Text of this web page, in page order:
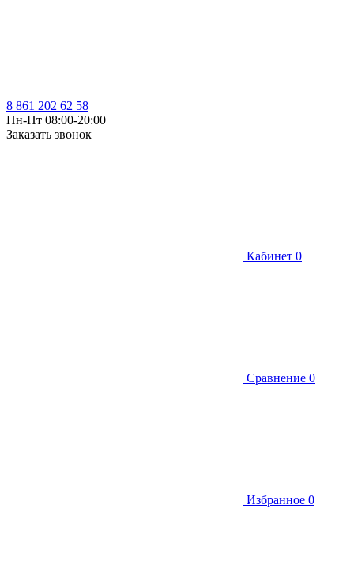
8 861 202 62 58
Пн-Пт 08:00-20:00
Заказать звонок
Кабинет 0
Сравнение 0
Избранное 0